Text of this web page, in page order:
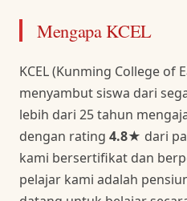
Mengapa KCEL
KCEL (Kunming College of
menyambut siswa dari
lebih dari 25 tahun
dengan rating 4.8★ dari
kami bersertifikat dan
pelajar kami adalah